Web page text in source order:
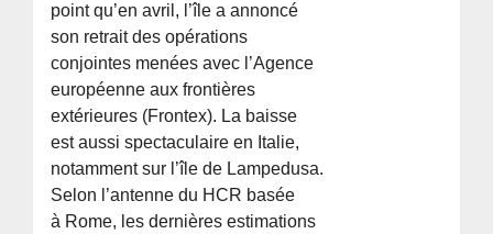
point qu’en avril, l’île a annoncé
son retrait des opérations
conjointes menées avec l’Agence
européenne aux frontières
extérieures (Frontex). La baisse
est aussi spectaculaire en Italie,
notamment sur l’île de Lampedusa.
Selon l’antenne du HCR basée
à Rome, les dernières estimations